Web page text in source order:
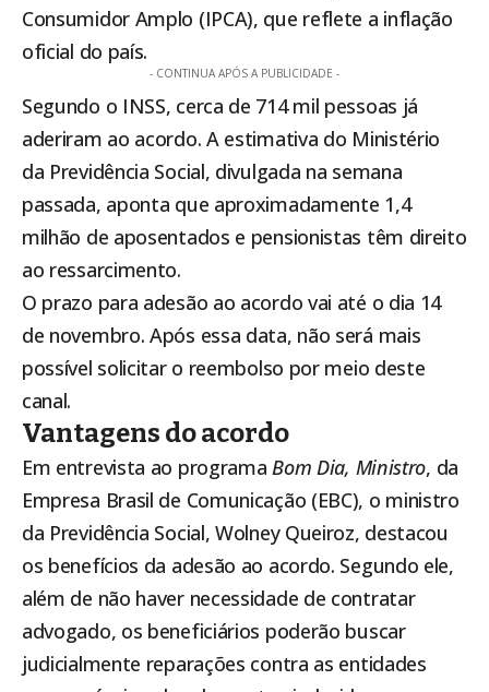
Consumidor Amplo (IPCA), que reflete a inflação
oficial do país.
- CONTINUA APÓS A PUBLICIDADE -
Segundo o INSS, cerca de 714 mil pessoas já
aderiram ao acordo. A estimativa do Ministério
da Previdência Social, divulgada na semana
passada, aponta que aproximadamente 1,4
milhão de aposentados e pensionistas têm direito
ao ressarcimento.
O prazo para adesão ao acordo vai até o dia 14
de novembro. Após essa data, não será mais
possível solicitar o reembolso por meio deste
canal.
Vantagens do acordo
Em entrevista ao programaBom Dia, Ministro, da
Empresa Brasil de Comunicação (EBC), o ministro
da Previdência Social, Wolney Queiroz, destacou
os benefícios da adesão ao acordo. Segundo ele,
além de não haver necessidade de contratar
advogado, os beneficiários poderão buscar
judicialmente reparações contra as entidades